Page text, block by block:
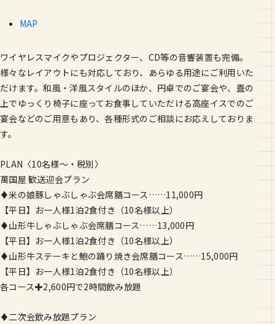
MAP
ワイヤレスマイクやプロジェクター、CD等の音響装置も完備。
様々なレイアウトにも対応しており、あらゆる用途にご利用いた
だけます。和風・洋風スタイルのほか、円卓でのご宴会や、畳の
上でゆっくり椅子に座ってお食事していただける高座イスでのご
宴会などのご用意もあり、各種形式のご相談にお応えしておりま
す。
PLAN〈10名様～・税別〉
萬国屋 歓送迎会プラン
♦米の娘豚しゃぶしゃぶ会席膳コース……11,000円
【平日】お一人様1泊2食付き（10名様以上）
♦山形牛しゃぶしゃぶ会席膳コース……13,000円
【平日】お一人様1泊2食付き（10名様以上）
♦山形牛ステーキと鮑の踊り焼き会席膳コース……15,000円
【平日】お一人様1泊2食付き（10名様以上）
各コース✚2,600円で2時間飲み放題
♦二次会飲み放題プラン